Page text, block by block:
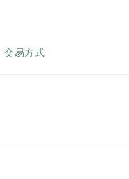
交易方式